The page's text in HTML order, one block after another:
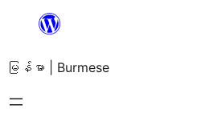
အကြောင်းအရာ
ကျော်သွား
ရန်
မြန်မာ | Burmese